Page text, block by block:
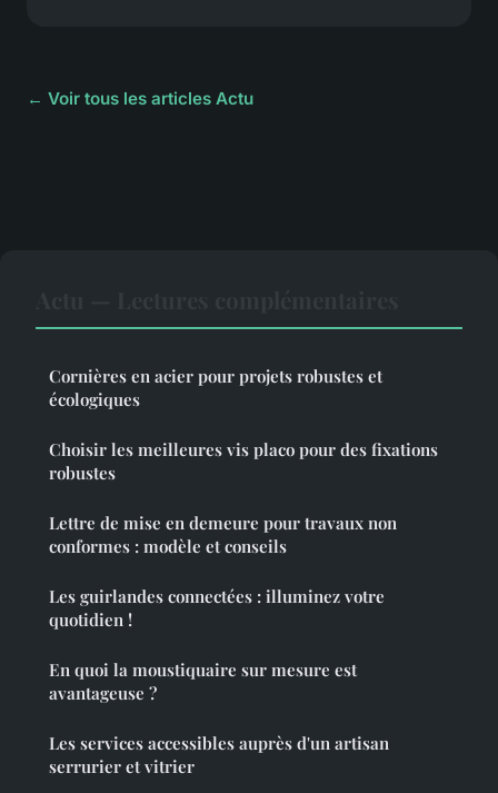
← Voir tous les articles Actu
Cornières en acier pour projets robustes et
écologiques
Choisir les meilleures vis placo pour des fixations
robustes
Lettre de mise en demeure pour travaux non
conformes : modèle et conseils
Les guirlandes connectées : illuminez votre
quotidien !
En quoi la moustiquaire sur mesure est
avantageuse ?
Les services accessibles auprès d'un artisan
serrurier et vitrier